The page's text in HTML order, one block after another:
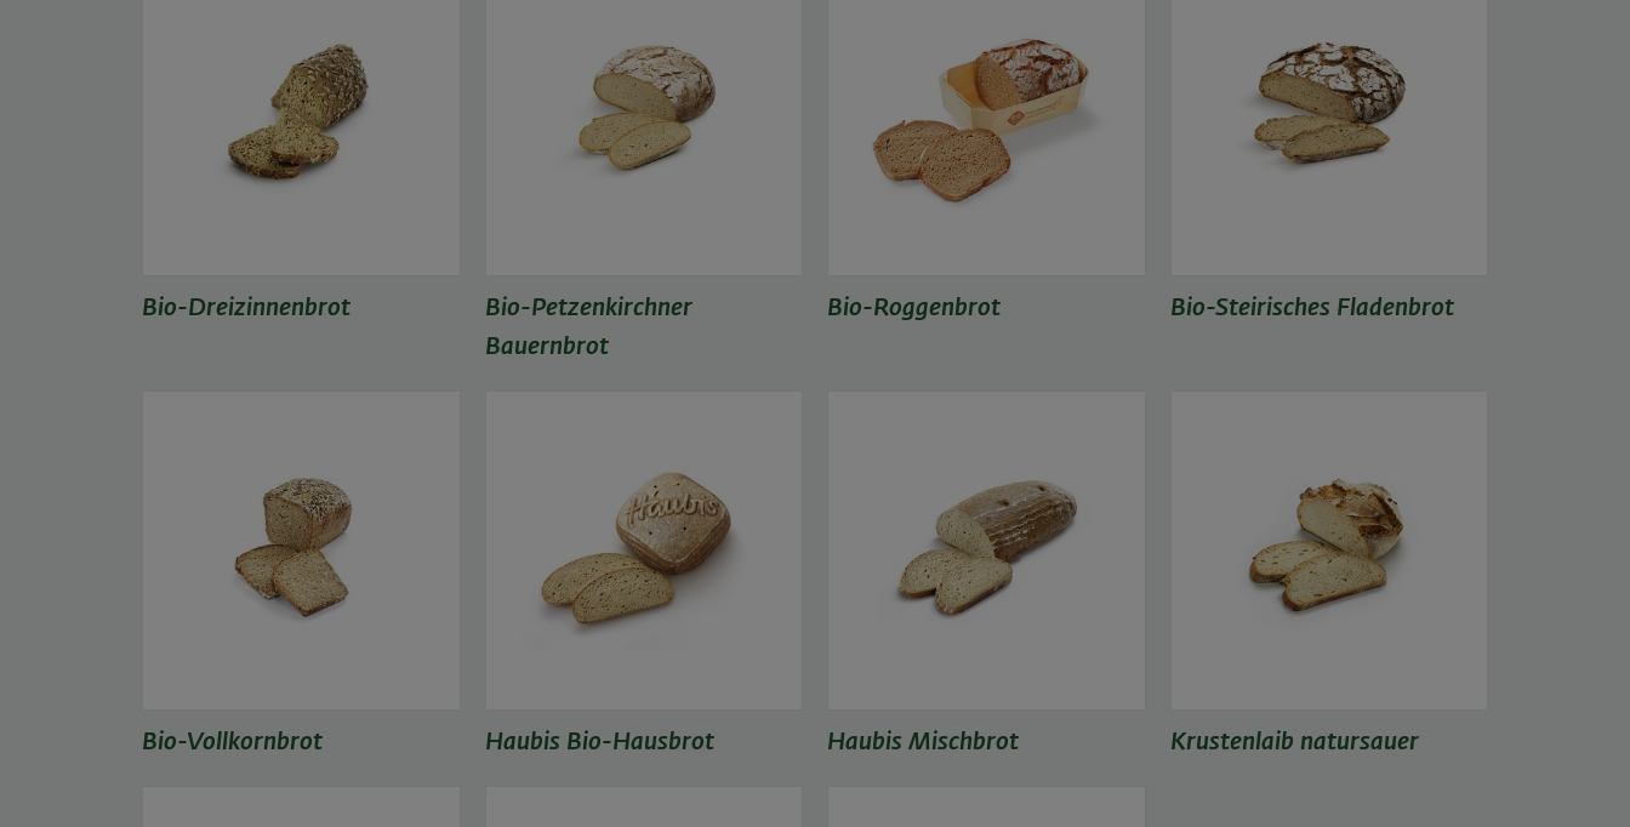
Bio-Dreizinnenbrot
Bio-Petzenkirchner
Bauernbrot
Bio-Roggenbrot Bio-Steirisches Fladenbrot
Bio-Vollkornbrot Haubis Bio-Hausbrot Haubis Mischbrot Krustenlaib natursauer